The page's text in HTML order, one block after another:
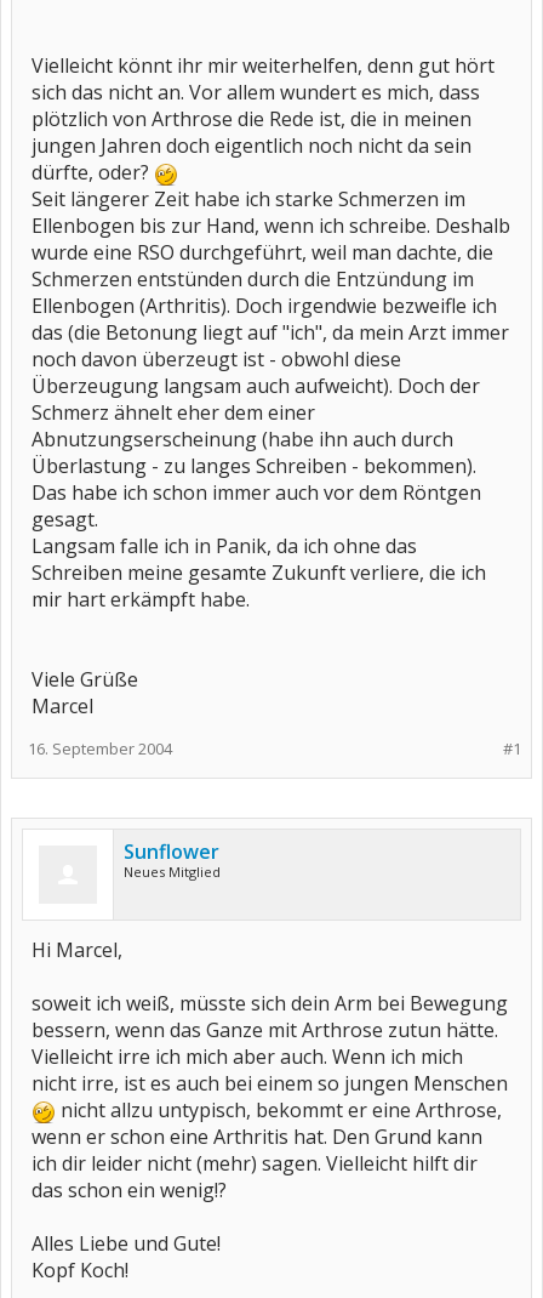
Vielleicht könnt ihr mir weiterhelfen, denn gut hört
sich das nicht an. Vor allem wundert es mich, dass
plötzlich von Arthrose die Rede ist, die in meinen
jungen Jahren doch eigentlich noch nicht da sein
dürfte, oder?
Seit längerer Zeit habe ich starke Schmerzen im
Ellenbogen bis zur Hand, wenn ich schreibe. Deshalb
wurde eine RSO durchgeführt, weil man dachte, die
Schmerzen entstünden durch die Entzündung im
Ellenbogen (Arthritis). Doch irgendwie bezweifle ich
das (die Betonung liegt auf "ich", da mein Arzt immer
noch davon überzeugt ist - obwohl diese
Überzeugung langsam auch aufweicht). Doch der
Schmerz ähnelt eher dem einer
Abnutzungserscheinung (habe ihn auch durch
Überlastung - zu langes Schreiben - bekommen).
Das habe ich schon immer auch vor dem Röntgen
gesagt.
Langsam falle ich in Panik, da ich ohne das
Schreiben meine gesamte Zukunft verliere, die ich
mir hart erkämpft habe.
Viele Grüße
Marcel
#1
16. September 2004
Sunflower
Neues Mitglied
Hi Marcel,
soweit ich weiß, müsste sich dein Arm bei Bewegung
bessern, wenn das Ganze mit Arthrose zutun hätte.
Vielleicht irre ich mich aber auch. Wenn ich mich
nicht irre, ist es auch bei einem so jungen Menschen
nicht allzu untypisch, bekommt er eine Arthrose,
wenn er schon eine Arthritis hat. Den Grund kann
ich dir leider nicht (mehr) sagen. Vielleicht hilft dir
das schon ein wenig!?
Alles Liebe und Gute!
Kopf Koch!